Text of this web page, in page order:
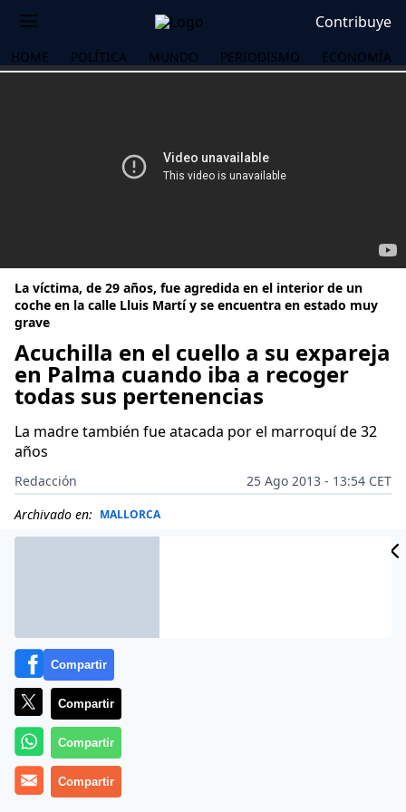
Contribuye
HOME POLÍTICA MUNDO PERIODISMO ECONOMÍA
La víctima, de 29 años, fue agredida en el interior de un
coche en la calle Lluis Martí y se encuentra en estado muy
grave
Acuchilla en el cuello a su expareja
en Palma cuando iba a recoger
todas sus pertenencias
La madre también fue atacada por el marroquí de 32
años
Redacción
25 Ago 2013 - 13:54 CET
Archivado en: MALLORCA
Una mujer de 29 años ha resultado herida muy grave a
Compartir
Compartir
Compartir
Compartir